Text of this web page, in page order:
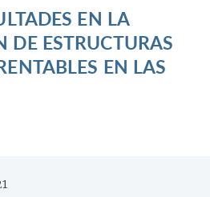
EN LA
ESTRUCTURAS
EN LAS